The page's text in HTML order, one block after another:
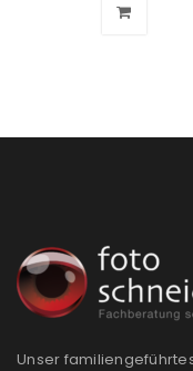
REGISTRIEREN
E-Mail-Adresse*
Unser